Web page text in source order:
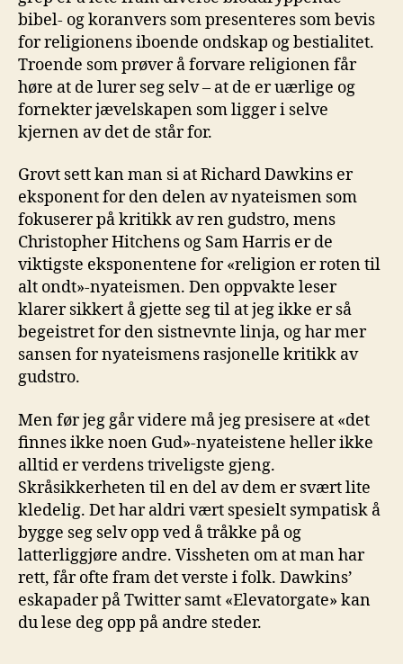
bibel- og koranvers som presenteres som bevis
for religionens iboende ondskap og bestialitet.
Troende som prøver å forvare religionen får
høre at de lurer seg selv – at de er uærlige og
fornekter jævelskapen som ligger i selve
kjernen av det de står for.
Grovt sett kan man si at Richard Dawkins er
eksponent for den delen av nyateismen som
fokuserer på kritikk av ren gudstro, mens
Christopher Hitchens og Sam Harris er de
viktigste eksponentene for «religion er roten til
alt ondt»-nyateismen. Den oppvakte leser
klarer sikkert å gjette seg til at jeg ikke er så
begeistret for den sistnevnte linja, og har mer
sansen for nyateismens rasjonelle kritikk av
gudstro.
Men før jeg går videre må jeg presisere at «det
finnes ikke noen Gud»-nyateistene heller ikke
alltid er verdens triveligste gjeng.
Skråsikkerheten til en del av dem er svært lite
kledelig. Det har aldri vært spesielt sympatisk å
bygge seg selv opp ved å tråkke på og
latterliggjøre andre. Vissheten om at man har
rett, får ofte fram det verste i folk. Dawkins’
eskapader på Twitter samt «Elevatorgate» kan
du lese deg opp på andre steder.